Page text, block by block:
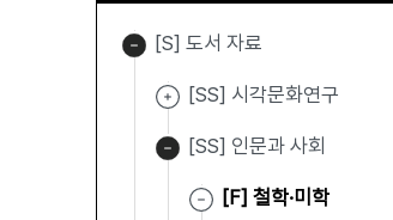
[S] 도서 자료
[SS] 시각문화연구
[SS] 인문과 사회
[F] 철학·미학